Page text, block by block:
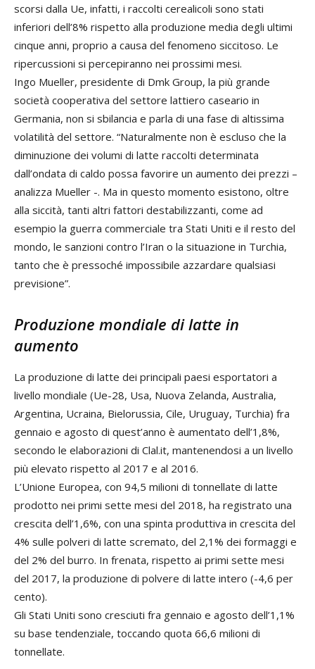
scorsi dalla Ue, infatti, i raccolti cerealicoli sono stati
inferiori dell’8% rispetto alla produzione media degli ultimi
cinque anni, proprio a causa del fenomeno siccitoso. Le
ripercussioni si percepiranno nei prossimi mesi.
Ingo Mueller, presidente di Dmk Group, la più grande
società cooperativa del settore lattiero caseario in
Germania, non si sbilancia e parla di una fase di altissima
volatilità del settore. “Naturalmente non è escluso che la
diminuzione dei volumi di latte raccolti determinata
dall’ondata di caldo possa favorire un aumento dei prezzi –
analizza Mueller -. Ma in questo momento esistono, oltre
alla siccità, tanti altri fattori destabilizzanti, come ad
esempio la guerra commerciale tra Stati Uniti e il resto del
mondo, le sanzioni contro l’Iran o la situazione in Turchia,
tanto che è pressoché impossibile azzardare qualsiasi
previsione”.
Produzione mondiale di latte in
aumento
La produzione di latte dei principali paesi esportatori a
livello mondiale (Ue-28, Usa, Nuova Zelanda, Australia,
Argentina, Ucraina, Bielorussia, Cile, Uruguay, Turchia) fra
gennaio e agosto di quest’anno è aumentato dell’1,8%,
secondo le elaborazioni di Clal.it, mantenendosi a un livello
più elevato rispetto al 2017 e al 2016.
L’Unione Europea, con 94,5 milioni di tonnellate di latte
prodotto nei primi sette mesi del 2018, ha registrato una
crescita dell’1,6%, con una spinta produttiva in crescita del
4% sulle polveri di latte scremato, del 2,1% dei formaggi e
del 2% del burro. In frenata, rispetto ai primi sette mesi
del 2017, la produzione di polvere di latte intero (-4,6 per
cento).
Gli Stati Uniti sono cresciuti fra gennaio e agosto dell’1,1%
su base tendenziale, toccando quota 66,6 milioni di
tonnellate.